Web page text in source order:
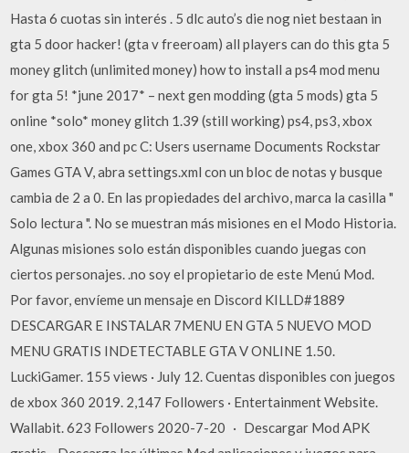
Hasta 6 cuotas sin interés . 5 dlc auto’s die nog niet bestaan in
gta 5 door hacker! (gta v freeroam) all players can do this gta 5
money glitch (unlimited money) how to install a ps4 mod menu
for gta 5! *june 2017* – next gen modding (gta 5 mods) gta 5
online *solo* money glitch 1.39 (still working) ps4, ps3, xbox
one, xbox 360 and pc C: Users username Documents Rockstar
Games GTA V, abra settings.xml con un bloc de notas y busque
cambia de 2 a 0. En las propiedades del archivo, marca la casilla "
Solo lectura ". No se muestran más misiones en el Modo Historia.
Algunas misiones solo están disponibles cuando juegas con
ciertos personajes. .no soy el propietario de este Menú Mod.
Por favor, envíeme un mensaje en Discord KILLD#1889
DESCARGAR E INSTALAR 7MENU EN GTA 5 NUEVO MOD
MENU GRATIS INDETECTABLE GTA V ONLINE 1.50.
LuckiGamer. 155 views · July 12. Cuentas disponibles con juegos
de xbox 360 2019. 2,147 Followers · Entertainment Website.
Wallabit. 623 Followers 2020-7-20 · Descargar Mod APK